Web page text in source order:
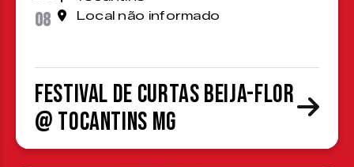
08
Local não informado
Festival de Curtas Beija-Flor
@ Tocantins MG